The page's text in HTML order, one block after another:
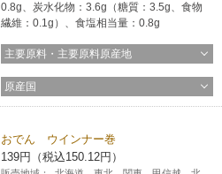
0.8g、炭水化物：3.6g（糖質：3.5g、食物
繊維：0.1g）、食塩相当量：0.8g
主要原料・主要原料原産地
原産国
おでん ウインナー巻
139円（税込150.12円）